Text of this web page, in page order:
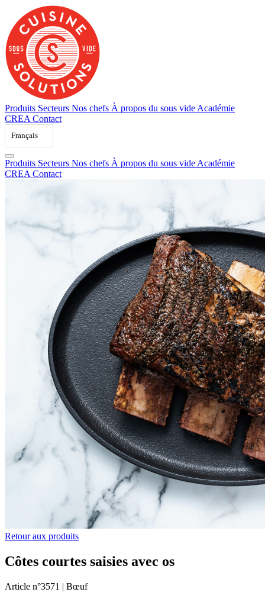
content
Produits Secteurs Nos chefs À propos du sous vide Académie
CREA Contact
Français
Produits Secteurs Nos chefs À propos du sous vide Académie
CREA Contact
Retour aux produits
Côtes courtes saisies avec os
Article n°3571 | Bœuf